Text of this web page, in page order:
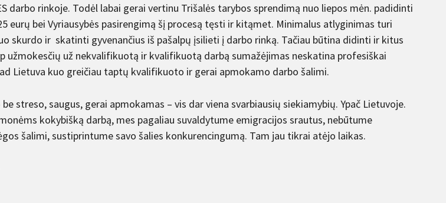
darbo rinkoje. Todėl labai gerai vertinu Trišalės tarybos sprendimą nuo liepos mėn. padidinti
eurų bei Vyriausybės pasirengimą šį procesą tęsti ir kitąmet. Minimalus atlyginimas turi
skurdo ir skatinti gyvenančius iš pašalpų įsilieti į darbo rinką. Tačiau būtina didinti ir kitus
užmokesčių už nekvalifikuotą ir kvalifikuotą darbą sumažėjimas neskatina profesiškai
Lietuva kuo greičiau taptų kvalifikuoto ir gerai apmokamo darbo šalimi.
streso, saugus, gerai apmokamas – vis dar viena svarbiausių siekiamybių. Ypač Lietuvoje.
kokybišką darbą, mes pagaliau suvaldytume emigracijos srautus, nebūtume
šalimi, sustiprintume savo šalies konkurencingumą. Tam jau tikrai atėjo laikas.